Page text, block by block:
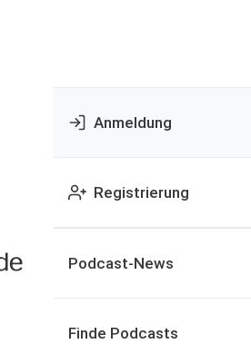
Anmeldung
Registrierung
Podcast-News
Finde Podcasts